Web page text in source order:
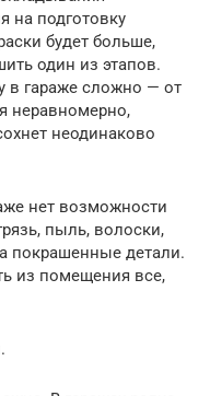
на подготовку
будет больше,
один из этапов.
в гараже сложно — от
неравномерно,
неодинаково
нет возможности
пыль, волоски,
покрашенные детали.
из помещения все,